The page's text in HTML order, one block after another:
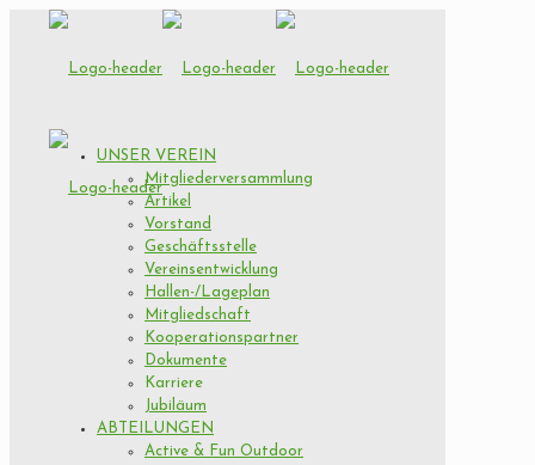
UNSER VEREIN
Mitgliederversammlung
Artikel
Vorstand
Geschäftsstelle
Vereinsentwicklung
Hallen-/Lageplan
Mitgliedschaft
Kooperationspartner
Dokumente
Karriere
Jubiläum
ABTEILUNGEN
Active & Fun Outdoor